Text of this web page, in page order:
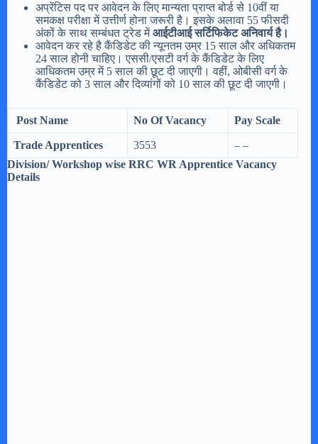
अप्रेंटिस पद पर आवेदन के लिए मान्यता प्राप्त बोर्ड से 10वीं या
समकक्ष परीक्षा में उत्तीर्ण होना जरूरी है। इसके अलावा 55 फीसदी
अंकों के साथ सम्बंधत ट्रेड मेंआईटीआई सर्टिफिकेट अनिवार्य है।
आवेदन कर रहे है कैंडिडेट की न्यूनतम उम्र 15 साल और अधिकतम
24 साल होनी चाहिए। एससी/एसटी वर्ग के कैंडिडेट के लिए
आधिकतम उम्र में 5 साल की छूट दी जाएगी। वहीं, ओबीसी वर्ग के
कैंडिडेट को 3 साल और दिव्यांगों को 10 साल की छूट दी जाएगी।
Post Name No Of Vacancy Pay Scale
Trade Apprentices 3553
– –
Division/ Workshop wise RRC WR Apprentice Vacancy
Details